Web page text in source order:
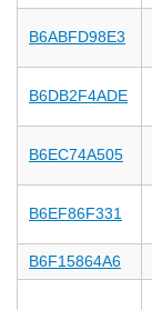
B6ABFD98E3
B6DB2F4ADE
B6EC74A505
B6EF86F331
B6F15864A6